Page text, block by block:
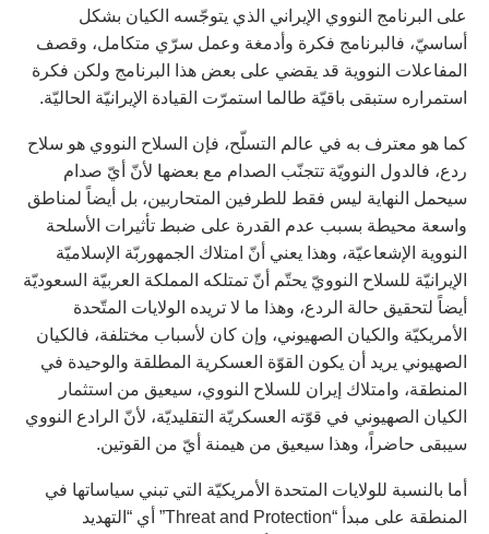
على البرنامج النووي الإيراني الذي يتوجّسه الكيان بشكل
أساسيّ، فالبرنامج فكرة وأدمغة وعمل سرّي متكامل، وقصف
المفاعلات النووية قد يقضي على بعض هذا البرنامج ولكن فكرة
استمراره ستبقى باقيّة طالما استمرّت القيادة الإيرانيّة الحاليّة.
كما هو معترف به في عالم التسلّح، فإن السلاح النووي هو سلاح
ردع، فالدول النوويّة تتجنّب الصدام مع بعضها لأنّ أيّ صدام
سيحمل النهاية ليس فقط للطرفين المتحاربين، بل أيضاً لمناطق
واسعة محيطة بسبب عدم القدرة على ضبط تأثيرات الأسلحة
النووية الإشعاعيّة، وهذا يعني أنّ امتلاك الجمهوربّة الإسلاميّة
الإيرانيّة للسلاح النوويّ يحتّم أنّ تمتلكه المملكة العربيّة السعوديّة
أيضاً لتحقيق حالة الردع، وهذا ما لا تريده الولايات المتّحدة
الأمريكيّة والكيان الصهيوني، وإن كان لأسباب مختلفة، فالكيان
الصهيوني يريد أن يكون القوّة العسكرية المطلقة والوحيدة في
المنطقة، وامتلاك إيران للسلاح النووي، سيعيق من استثمار
الكيان الصهيوني في قوّته العسكريّة التقليديّة، لأنّ الرادع النووي
سيبقى حاضراً، وهذا سيعيق من هيمنة أيّ من القوتين.
أما بالنسبة للولايات المتحدة الأمريكيّة التي تبني سياساتها في
المنطقة على مبدأ “Threat and Protection” أي “التهديد